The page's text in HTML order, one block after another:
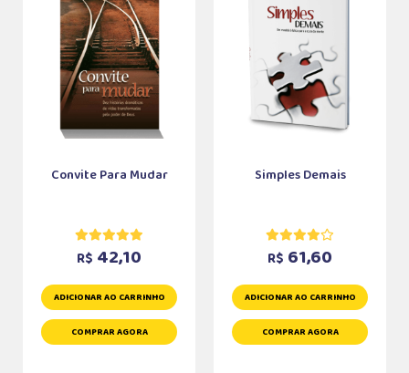
Convite Para Mudar
R$ 42,10
ADICIONAR AO CARRINHO
COMPRAR AGORA
Simples Demais
R$ 61,60
ADICIONAR AO CARRINHO
COMPRAR AGORA